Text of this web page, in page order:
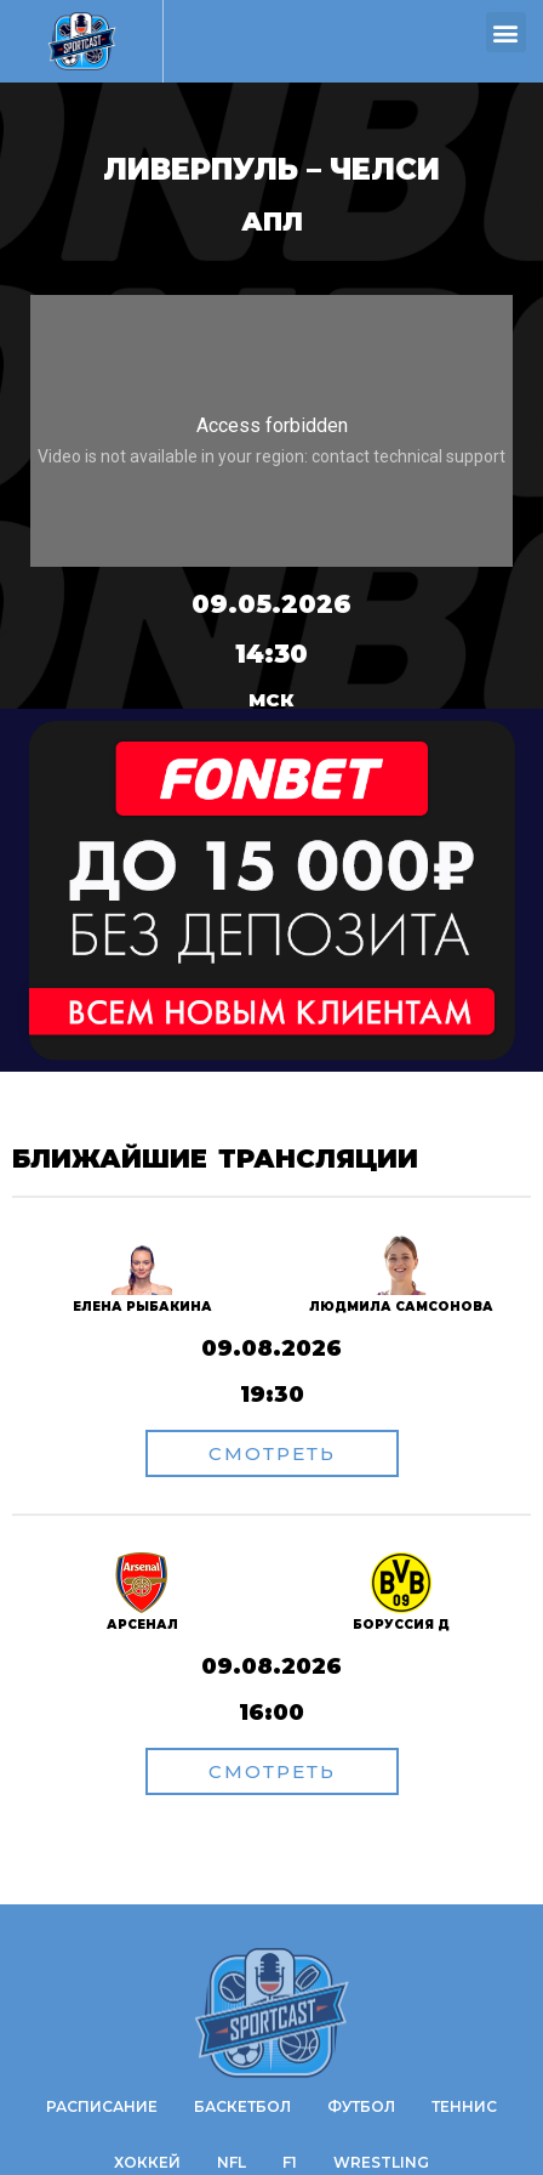
ЛИВЕРПУЛЬ – ЧЕЛСИ
АПЛ
09.05.2026
14:30
МСК
БЛИЖАЙШИЕ ТРАНСЛЯЦИИ
ЕЛЕНА РЫБАКИНА ЛЮДМИЛА САМСОНОВА
09.08.2026
19:30
СМОТРЕТЬ
АРСЕНАЛ БОРУССИЯ Д
09.08.2026
16:00
СМОТРЕТЬ
РАСПИСАНИЕ БАСКЕТБОЛ ФУТБОЛ ТЕННИС
ХОККЕЙ NFL F1 WRESTLING